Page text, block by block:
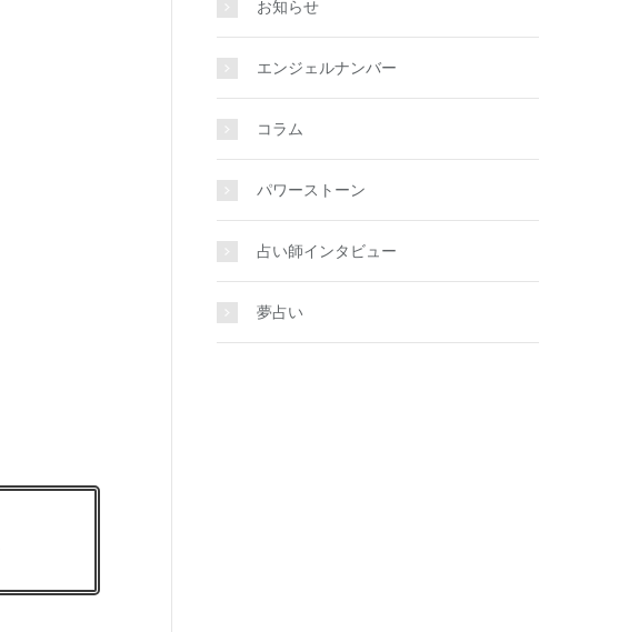
お知らせ
エンジェルナンバー
コラム
パワーストーン
占い師インタビュー
夢占い